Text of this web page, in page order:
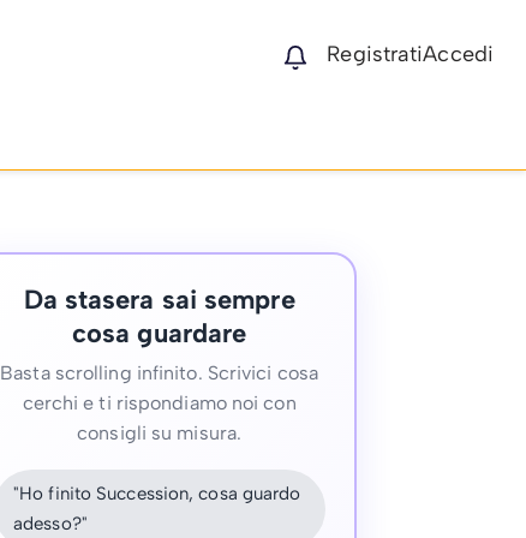
RegistratiAccedi
Da stasera sai sempre
cosa guardare
Basta scrolling infinito. Scrivici cosa
cerchi e ti rispondiamo noi con
consigli su misura.
"Ho finito Succession, cosa guardo
adesso?"